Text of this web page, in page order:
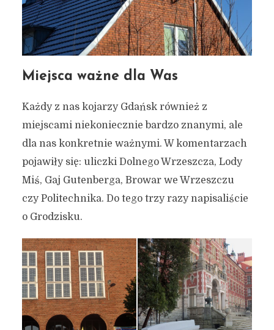
Miejsca ważne dla Was
Każdy z nas kojarzy Gdańsk również z
miejscami niekoniecznie bardzo znanymi, ale
dla nas konkretnie ważnymi. W komentarzach
pojawiły się: uliczki Dolnego Wrzeszcza, Lody
Miś, Gaj Gutenberga, Browar we Wrzeszczu
czy Politechnika. Do tego trzy razy napisaliście
o Grodzisku.